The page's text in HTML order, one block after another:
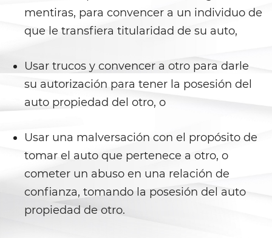
Lesión corporal a un cónyuge
Negligencia de Menores
Orden de Protección de
Órdenes de Restricción
Orden de Restricción
Permanente
mentiras, para convencer a un individuo de
que le transfiera titularidad de su auto,
Usar trucos y convencer a otro para darle
su autorización para tener la posesión del
auto propiedad del otro, o
Usar una malversación con el propósito de
tomar el auto que pertenece a otro, o
cometer un abuso en una relación de
confianza, tomando la posesión del auto
propiedad de otro.